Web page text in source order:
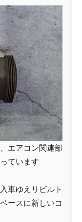
エアコン関連部
ています
車ゆえリビルト
ースに新しいコ